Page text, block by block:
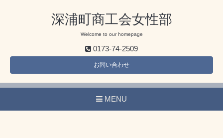
深浦町商工会女性部
Welcome to our homepage
0173-74-2509
お問い合わせ
MENU